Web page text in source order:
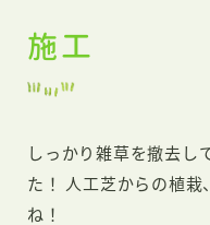
施工
しっかり雑草を撤去し
た！ 人工芝からの植栽
ね！